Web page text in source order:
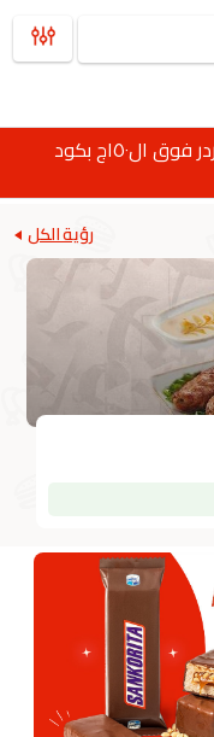
ليك خصم ٧٥ جنيه تستخدمه على أول اوردر فوق ال١٥٠ج بكود
رؤية الكل